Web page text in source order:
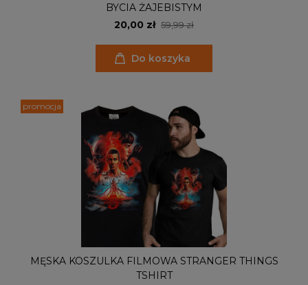
BYCIA ŻAJEBISTYM
20,00 zł 59,99 zł
Do koszyka
MĘSKA KOSZULKA FILMOWA STRANGER THINGS
TSHIRT
promocja